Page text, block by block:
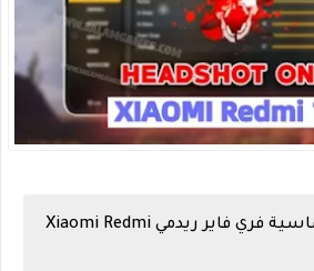
أفضل اعدادات حساسية فري فاير ريدمي Xiaomi Redmi